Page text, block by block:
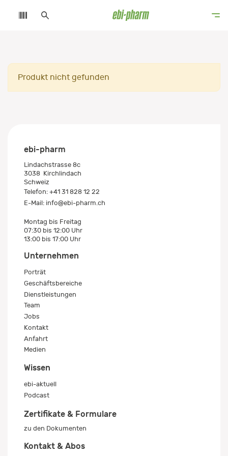
Produkt nicht gefunden
ebi-pharm
Lindachstrasse 8c
3038 Kirchlindach
Schweiz
Telefon: +41 31 828 12 22
E-Mail: info@ebi-pharm.ch
Montag bis Freitag
07:30 bis 12:00 Uhr
13:00 bis 17:00 Uhr
Unternehmen
Porträt
Geschäftsbereiche
Dienstleistungen
Team
Jobs
Kontakt
Anfahrt
Medien
Wissen
ebi-aktuell
Podcast
Zertifikate & Formulare
zu den Dokumenten
Kontakt & Abos